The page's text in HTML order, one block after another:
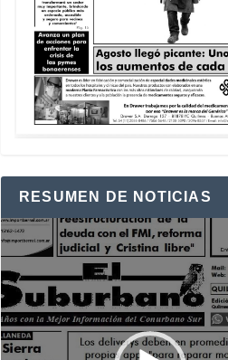
RESUMEN DE NOTICIAS
Reproductor
de
vídeo